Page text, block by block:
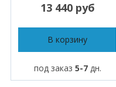
13 440 руб
В корзину
под заказ 5-7дн.